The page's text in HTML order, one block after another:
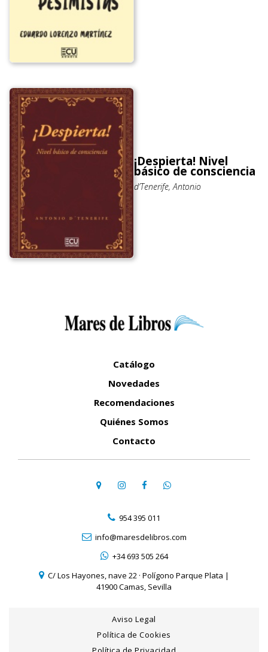
¡Despierta! Nivel
básico de consciencia
d’Tenerife, Antonio
Catálogo
Novedades
Recomendaciones
Quiénes Somos
Contacto
954 395 011
info@maresdelibros.com
+34 693 505 264
C/ Los Hayones, nave 22 · Polígono Parque Plata |
41900 Camas, Sevilla
Aviso Legal
Política de Cookies